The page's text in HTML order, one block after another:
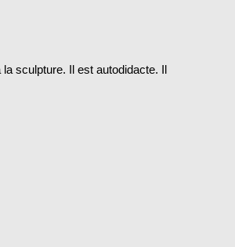
sculpture. Il est autodidacte. Il